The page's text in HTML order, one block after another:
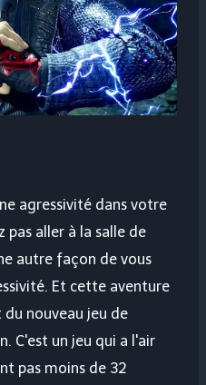
agressivité dans votre
pas aller à la salle de
autre façon de vous
Et cette aventure
du nouveau jeu de
C'est un jeu qui a l'air
pas moins de 32